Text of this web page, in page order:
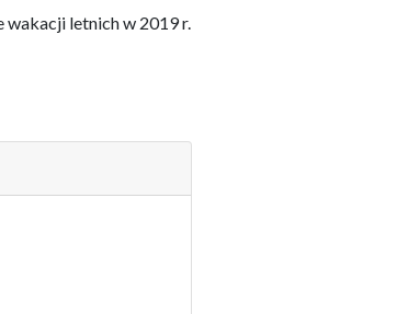
letnich w 2019 r.